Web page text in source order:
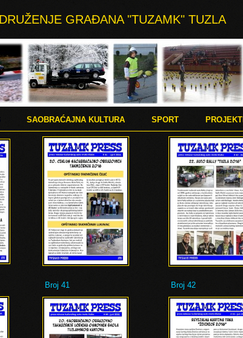
GRAĐANA "TUZAMK" TUZLA
SAOBRAĆAJNA KULTURA SPORT PROJEKTI
Broj 41 Broj 42